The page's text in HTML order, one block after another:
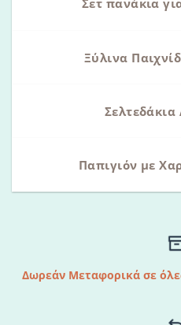
Σετ πανάκια
Ξύλινα
Σελτεδάκια
Παπιγιόν με
Δωρεάν Μεταφορικά σε